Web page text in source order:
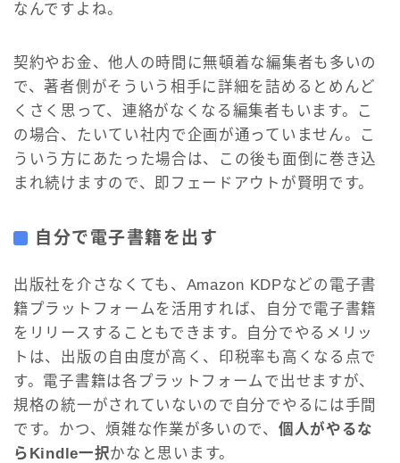
なんですよね。
契約やお金、他人の時間に無頓着な編集者も多いの
で、著者側がそういう相手に詳細を詰めるとめんど
くさく思って、連絡がなくなる編集者もいます。こ
の場合、たいてい社内で企画が通っていません。こ
ういう方にあたった場合は、この後も面倒に巻き込
まれ続けますので、即フェードアウトが賢明です。
自分で電子書籍を出す
出版社を介さなくても、Amazon KDPなどの電子書
籍プラットフォームを活用すれば、自分で電子書籍
をリリースすることもできます。自分でやるメリッ
トは、出版の自由度が高く、印税率も高くなる点で
す。電子書籍は各プラットフォームで出せますが、
規格の統一がされていないので自分でやるには手間
です。かつ、煩雑な作業が多いので、 個人がやるな
らKindle一択かなと思います。